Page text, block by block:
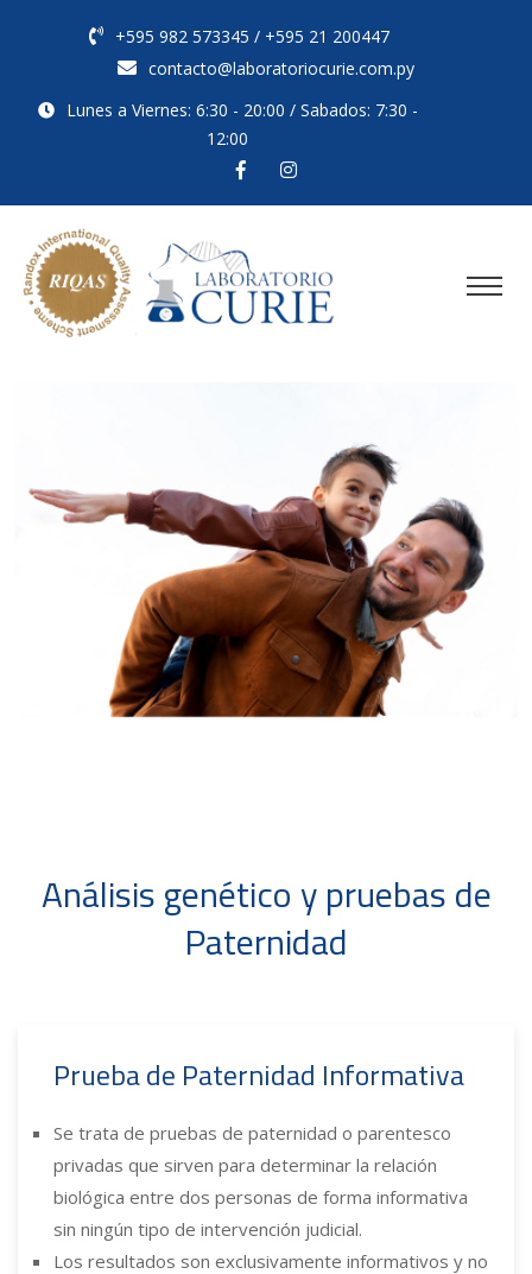
+595 982 573345 / +595 21 200447
contacto@laboratoriocurie.com.py
Lunes a Viernes: 6:30 - 20:00 / Sabados: 7:30 -
12:00
Análisis genético y pruebas de
Paternidad
Prueba de Paternidad Informativa
Se trata de pruebas de paternidad o parentesco
privadas que sirven para determinar la relación
biológica entre dos personas de forma informativa
sin ningún tipo de intervención judicial.
Los resultados son exclusivamente informativos y no